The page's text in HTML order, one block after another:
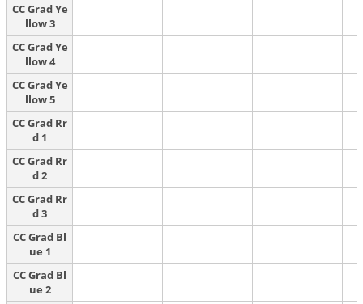
CC Grad Ye
llow 3
CC Grad Ye
llow 4
CC Grad Ye
llow 5
CC Grad Rr
d 1
CC Grad Rr
d 2
CC Grad Rr
d 3
CC Grad Bl
ue 1
CC Grad Bl
ue 2